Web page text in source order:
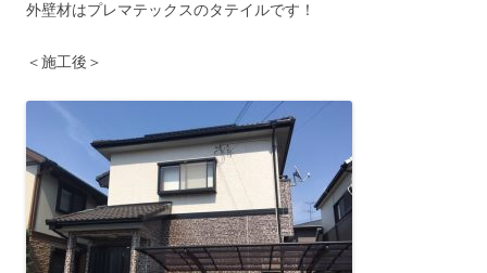
外壁材はプレマテックスのタテイルです！
＜施工後＞